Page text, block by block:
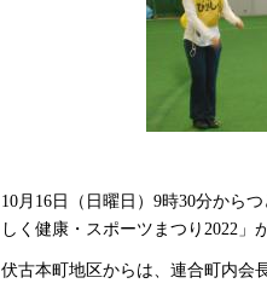
10月16日（日曜日）9時30分から
しく健康・スポーツまつり2022」
伏古本町地区からは、連合町内会